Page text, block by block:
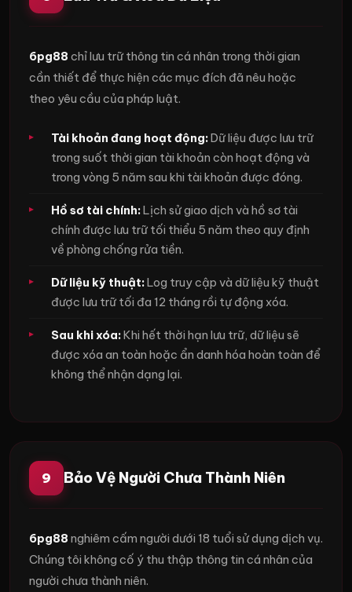
6pg88 chỉ lưu trữ thông tin cá nhân trong thời gian
cần thiết để thực hiện các mục đích đã nêu hoặc
theo yêu cầu của pháp luật.
Tài khoản đang hoạt động:Dữ liệu được lưu trữ
trong suốt thời gian tài khoản còn hoạt động và
trong vòng 5 năm sau khi tài khoản được đóng.
Hồ sơ tài chính:Lịch sử giao dịch và hồ sơ tài
chính được lưu trữ tối thiểu 5 năm theo quy định
về phòng chống rửa tiền.
Dữ liệu kỹ thuật:Log truy cập và dữ liệu kỹ thuật
được lưu trữ tối đa 12 tháng rồi tự động xóa.
Sau khi xóa:Khi hết thời hạn lưu trữ, dữ liệu sẽ
được xóa an toàn hoặc ẩn danh hóa hoàn toàn để
không thể nhận dạng lại.
9 Bảo Vệ Người Chưa Thành Niên
6pg88 nghiêm cấm người dưới 18 tuổi sử dụng dịch vụ.
Chúng tôi không cố ý thu thập thông tin cá nhân của
người chưa thành niên.